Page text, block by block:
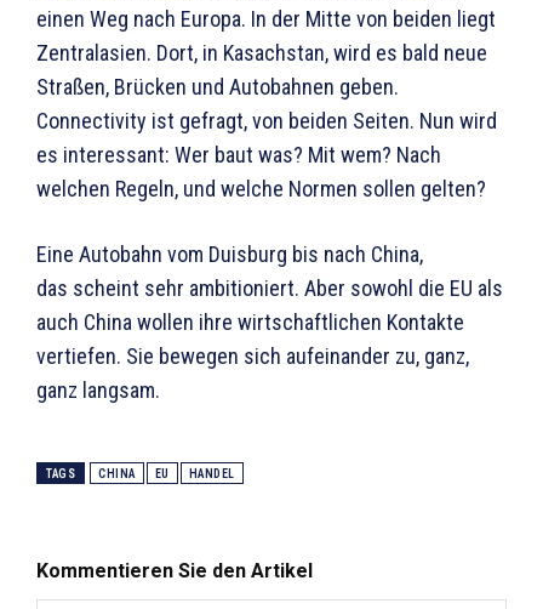
einen Weg nach Europa. In der Mitte von beiden liegt
Zentralasien. Dort, in Kasachstan, wird es bald neue
Straßen, Brücken und Autobahnen geben.
Connectivity ist gefragt, von beiden Seiten. Nun wird
es interessant: Wer baut was? Mit wem? Nach
welchen Regeln, und welche Normen sollen gelten?
Eine Autobahn vom Duisburg bis nach China,
das scheint sehr ambitioniert. Aber sowohl die EU als
auch China wollen ihre wirtschaftlichen Kontakte
vertiefen. Sie bewegen sich aufeinander zu, ganz,
ganz langsam.
TAGS CHINA EU HANDEL
Kommentieren Sie den Artikel